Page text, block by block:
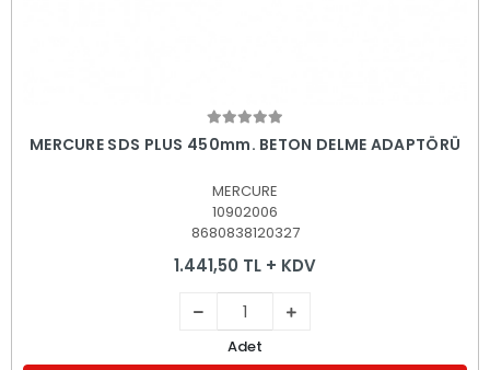
Sepete Ekle
MERCURE SDS PLUS 450mm. BETON DELME ADAPTÖRÜ
MERCURE
10902006
8680838120327
1.441,50 TL + KDV
Adet